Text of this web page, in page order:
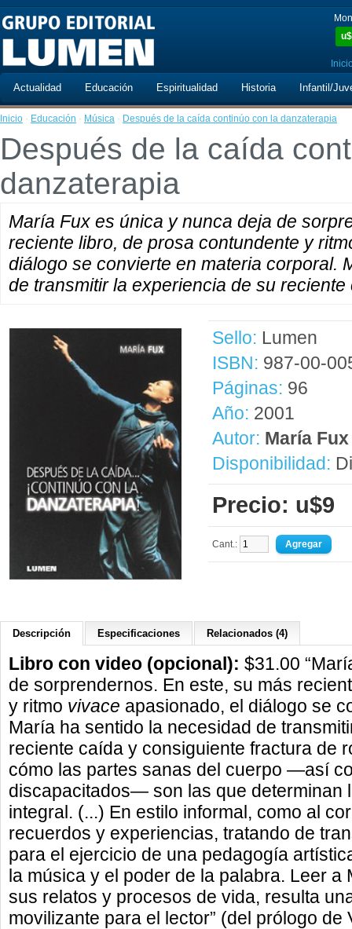
u$
Actualidad Educación Espiritualidad Historia Infantil/
Inicio · Educación · Música · Después de la caída continúo con la danzaterapia
Después de la caída
danzaterapia
María Fux es única y nunca deja de
reciente libro, de prosa contundente y
diálogo se convierte en materia corporal.
de transmitir la experiencia de su reciente
Sello: Lumen
ISBN: 987-00-
Páginas: 96
Año: 2001
Autor: María Fux
Disponibilidad:
Precio: u$9
Cant.:
Descripción Especificaciones Relacionados (4)
Libro con video (opcional): $31.00
de sorprendernos. En este, su más
y ritmo vivace apasionado, el diálogo se
María ha sentido la necesidad de
reciente caída y consiguiente fractura de
cómo las partes sanas del cuerpo —así
discapacitados— son las que determinan
integral. (...) En estilo informal, como al
recuerdos y experiencias, tratando de
para el ejercicio de una pedagogía
la música y el poder de la palabra. Leer a
sus relatos y procesos de vida, resulta
movilizante para el lector” (del prólogo de